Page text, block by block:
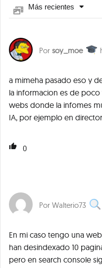
Más recientes
soy_moe
a mimeha pasado eso y
la informacion es de
webs donde la infomes
IA, por ejemplo en
0
Walterio73
En mi caso tengo una
han desindexado 10
pero en search console